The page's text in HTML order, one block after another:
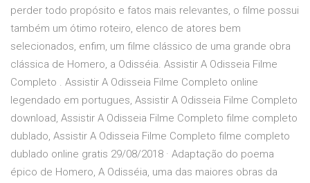
perder todo propósito e fatos mais relevantes, o filme possui
também um ótimo roteiro, elenco de atores bem
selecionados, enfim, um filme clássico de uma grande obra
clássica de Homero, a Odisséia. Assistir A Odisseia Filme
Completo . Assistir A Odisseia Filme Completo online
legendado em portugues, Assistir A Odisseia Filme Completo
download, Assistir A Odisseia Filme Completo filme completo
dublado, Assistir A Odisseia Filme Completo filme completo
dublado online gratis 29/08/2018 · Adaptação do poema
épico de Homero, A Odisséia, uma das maiores obras da